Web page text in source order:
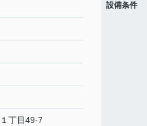
１丁目49-7
設備条件